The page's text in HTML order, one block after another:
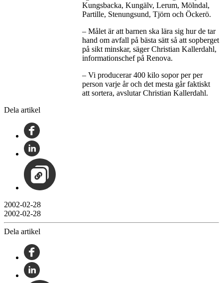
Kungsbacka, Kungälv, Lerum, Mölndal,
Partille, Stenungsund, Tjörn och Öckerö.
– Målet är att barnen ska lära sig hur de tar
hand om avfall på bästa sätt så att sopberget
på sikt minskar, säger Christian Kallerdahl,
informationschef på Renova.
– Vi producerar 400 kilo sopor per per
person varje år och det mesta går faktiskt
att sortera, avslutar Christian Kallerdahl.
Dela artikel
2002-02-28
2002-02-28
Dela artikel